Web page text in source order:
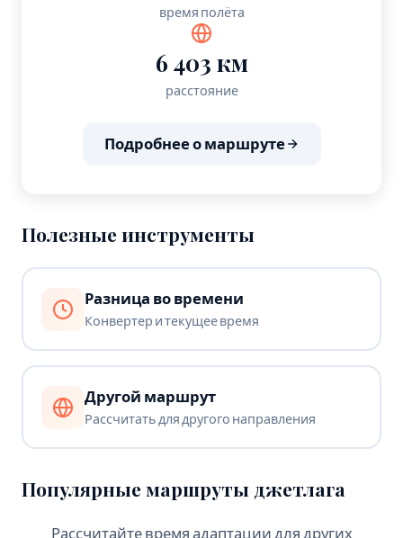
время полёта
6 403 км
расстояние
Подробнее о маршруте
Полезные инструменты
Разница во времени
Конвертер и текущее время
Другой маршрут
Рассчитать для другого направления
Популярные маршруты джетлага
Рассчитайте время адаптации для других